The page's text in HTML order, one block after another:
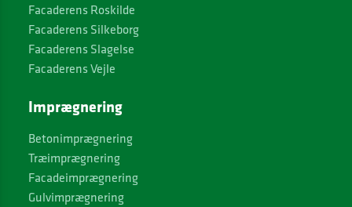
Facaderens Roskilde
Facaderens Silkeborg
Facaderens Slagelse
Facaderens Vejle
Imprægnering
Betonimprægnering
Træimprægnering
Facadeimprægnering
Gulvimprægnering